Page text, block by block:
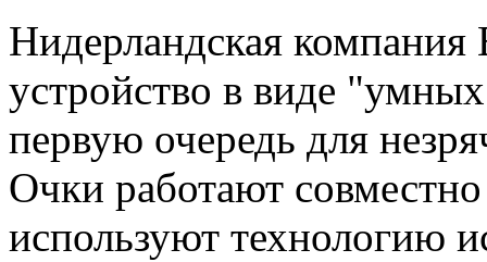
Нидерландская компания
устройство в виде
первую очередь для
Очки работают
используют технологию